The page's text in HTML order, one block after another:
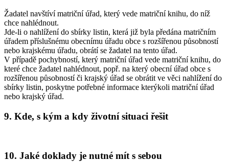
Žadatel navštíví matriční úřad, který vede matriční knihu, do níž
chce nahlédnout.
Jde-li o nahlížení do sbírky listin, která již byla předána matričním
úřadem příslušnému obecnímu úřadu obce s rozšířenou působností
nebo krajskému úřadu, obrátí se žadatel na tento úřad.
V případě pochybností, který matriční úřad vede matriční knihu, do
které chce žadatel nahlédnout, popř. na který obecní úřad obce s
rozšířenou působností či krajský úřad se obrátit ve věci nahlížení do
sbírky listin, poskytne potřebné informace kterýkoli matriční úřad
nebo krajský úřad.
9. Kde, s kým a kdy životní situaci řešit
10. Jaké doklady je nutné mít s sebou